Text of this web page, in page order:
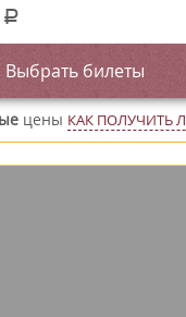
a
Выбрать билеты
цены КАК ПОЛУЧИТЬ